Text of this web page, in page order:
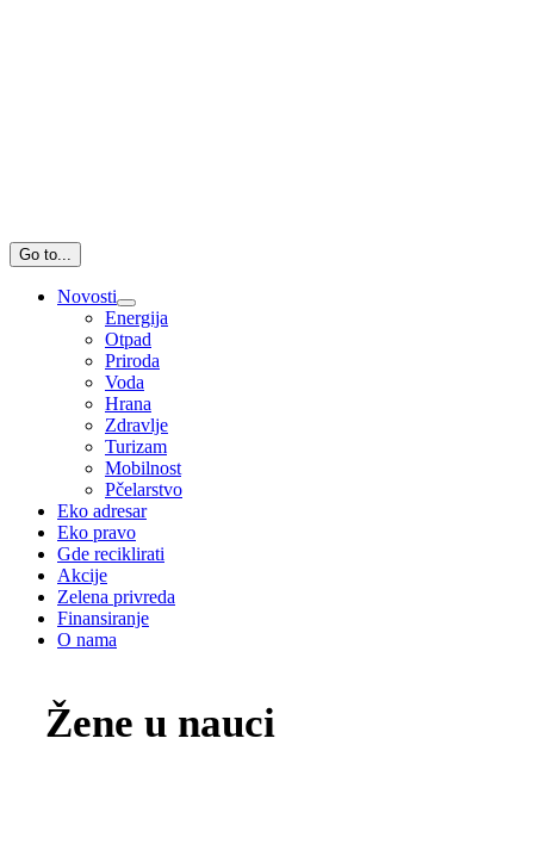
Go to...
Novosti
Energija
Otpad
Priroda
Voda
Hrana
Zdravlje
Turizam
Mobilnost
Pčelarstvo
Eko adresar
Eko pravo
Gde reciklirati
Akcije
Zelena privreda
Finansiranje
O nama
Žene u nauci